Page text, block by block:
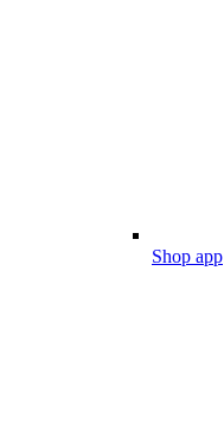
Shop app